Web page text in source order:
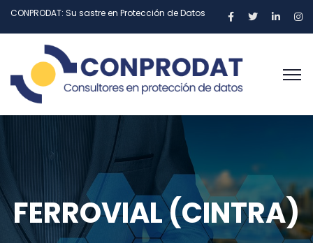
CONPRODAT: Su sastre en Protección de Datos
FERROVIAL (CINTRA)